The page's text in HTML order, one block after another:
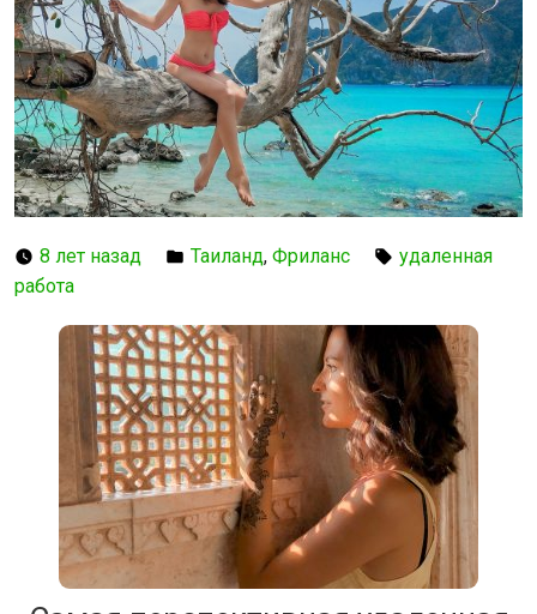
8 лет назад Таиланд, Фриланс
удаленная
работа